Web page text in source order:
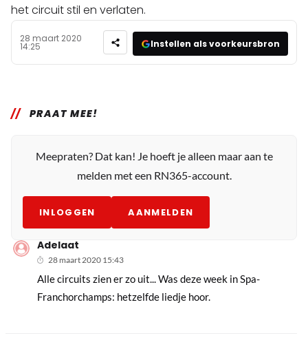
het circuit stil en verlaten.
28 maart 2020
14:25 Instellen als voorkeursbron
PRAAT MEE!
Meepraten? Dat kan! Je hoeft je alleen maar aan te
melden met een RN365-account.
INLOGGEN AANMELDEN
Adelaat
28 maart 2020 15:43
Alle circuits zien er zo uit... Was deze week in Spa-
Franchorchamps: hetzelfde liedje hoor.